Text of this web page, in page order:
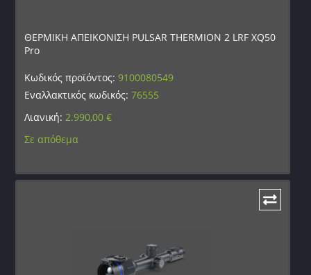
ΘΕΡΜΙΚΗ ΑΠΕΙΚΟΝΙΣΗ PULSAR THERMION 2 LRF XQ50
Pro
Κωδικός προϊόντος:9100080549
Εναλλακτικός κωδικός:76555
Λιανική:2.990,00€
Σε απόθεμα